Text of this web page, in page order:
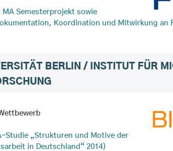
Semesterprojekt sowie
Koordination und Mitwirkung an
BERLIN / INSTITUT FÜR
Studie „Strukturen und Motive der
in Deutschland“ 2014)